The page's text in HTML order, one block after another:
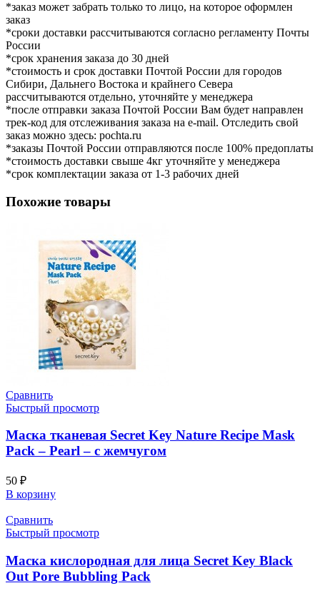
*заказ может забрать только то лицо, на которое оформлен
заказ
*сроки доставки рассчитываются согласно регламенту Почты
России
*срок хранения заказа до 30 дней
*стоимость и срок доставки Почтой России для городов
Сибири, Дальнего Востока и крайнего Севера
рассчитываются отдельно, уточняйте у менеджера
*после отправки заказа Почтой России Вам будет направлен
трек-код для отслеживания заказа на e-mail. Отследить свой
заказ можно здесь: pochta.ru
*заказы Почтой России отправляются после 100% предоплаты
*стоимость доставки свыше 4кг уточняйте у менеджера
*срок комплектации заказа от 1-3 рабочих дней
Похожие товары
Сравнить
Быстрый просмотр
Маска тканевая Secret Key Nature Recipe Mask
Pack – Pearl – с жемчугом
50 ₽
В корзину
Сравнить
Быстрый просмотр
Маска кислородная для лица Secret Key Black
Out Pore Bubbling Pack